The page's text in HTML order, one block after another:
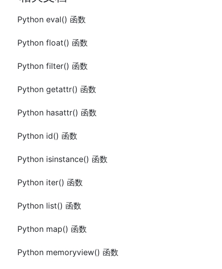
Python eval() 函数
Python float() 函数
Python filter() 函数
Python getattr() 函数
Python hasattr() 函数
Python id() 函数
Python isinstance() 函数
Python iter() 函数
Python list() 函数
Python map() 函数
Python memoryview() 函数